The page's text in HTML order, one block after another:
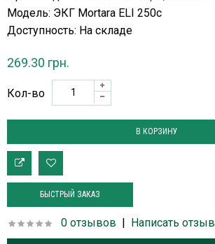
Модель: ЭКГ Mortara ELI 250c
Доступность: На складе
269.30 грн.
Кол-во
БЫСТРЫЙ ЗАКАЗ
0 отзывов | Написать отзыв